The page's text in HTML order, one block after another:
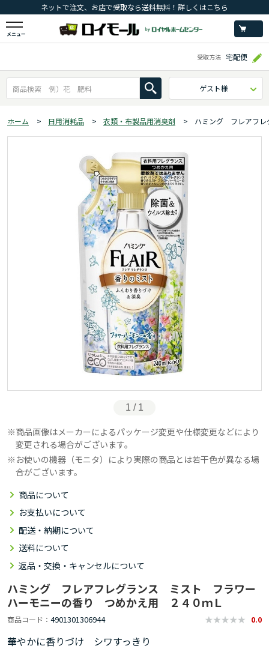
ネットで注文、お店で受取なら送料無料！詳しくはこちら
メニュー
受取方法 宅配便
ゲスト様
ホーム > 日用消耗品 > 衣類・布製品用消臭剤 > ハミング フレアフ
1 / 1
商品画像はメーカーによるパッケージ変更や仕様変更などにより
変更される場合がございます。
お使いの機器（モニタ）により実際の商品とは若干色が異なる場
合がございます。
商品について
お支払いについて
配送・納期について
送料について
返品・交換・キャンセルについて
ハミング フレアフレグランス ミスト フラワー
ハーモニーの香り つめかえ用 ２４０ｍＬ
商品コード 4901301306944 0.0
華やかに香りづけ シワすっきり